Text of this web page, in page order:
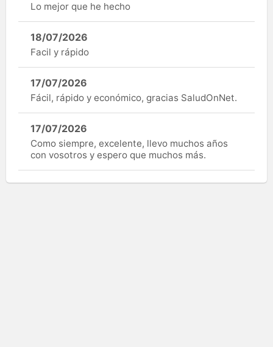
Lo mejor que he hecho
18/07/2026
Facil y rápido
17/07/2026
Fácil, rápido y económico, gracias SaludOnNet.
17/07/2026
Como siempre, excelente, llevo muchos años
con vosotros y espero que muchos más.